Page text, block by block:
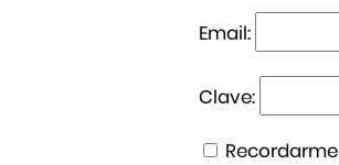
Email:
Clave:
Recordarme